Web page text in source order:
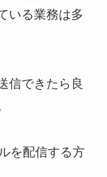
いる業務は多
信できたら良
を配信する方